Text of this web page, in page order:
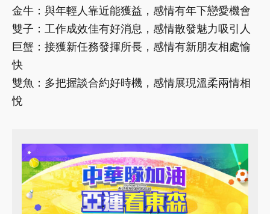
金牛：與年輕人靠近能獲益，感情有年下戀愛機會
雙子：工作成效佳有好消息，感情散發魅力吸引人
巨蟹：接獲新任務發揮所長，感情有新朋友相處愉
快
雙魚：多把握談合約好時機，感情展現溫柔兩情相
悅